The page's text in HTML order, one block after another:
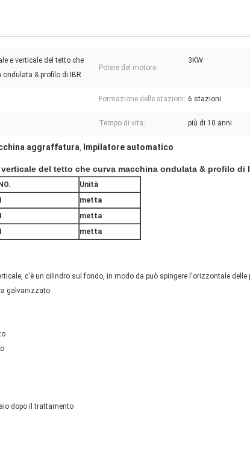
e verticale del tetto che
ondulata & profilo di IBR
Potere del motore:
3KW
Formazione delle stazioni: 6 stazioni
Tempo di vita: più di 10 anni
aggraffatura, Impilatore automatico
del tetto che curva macchina ondulata & profilo di
NO.
Unità
metta
metta
metta
c'è un cilindro sul fondo, in modo da può spingere l'orizzontale delle
galvanizzato
dopo il trattamento